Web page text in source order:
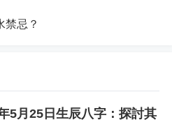
禁忌？
5月25日生辰八字：探討其